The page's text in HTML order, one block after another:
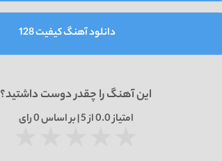
دانلود آهنگ کیفیت 128
این آهنگ را چقدر دوست داشتید؟
امتیاز0.0از 5 | بر اساس 0رای